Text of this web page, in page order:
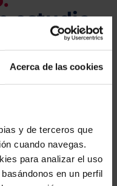
Acerca de las cookies
y de terceros que
cuando navegas.
para analizar el uso
en un perfil
estudio
los ISINs de
le enviarán un
en sus costes.